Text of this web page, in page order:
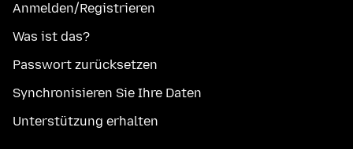
Anmelden/Registrieren
Was ist das?
Passwort zurücksetzen
Synchronisieren Sie Ihre Daten
Unterstützung erhalten